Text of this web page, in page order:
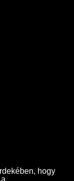
hogy